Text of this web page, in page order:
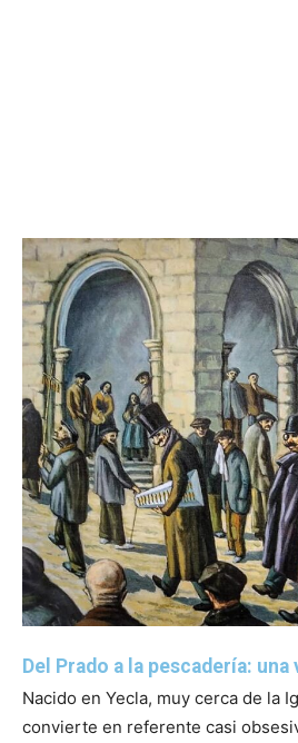
Del Prado a la pescadería:
Nacido en Yecla, muy cerca de la
convierte en referente casi